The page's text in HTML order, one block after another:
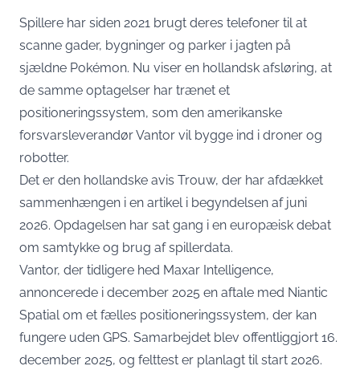
Spillere har siden 2021 brugt deres telefoner til at
scanne gader, bygninger og parker i jagten på
sjældne Pokémon. Nu viser en hollandsk afsløring, at
de samme optagelser har trænet et
positioneringssystem, som den amerikanske
forsvarsleverandør Vantor vil bygge ind i droner og
robotter.
Det er den hollandske avis Trouw, der har afdækket
sammenhængen i en artikel i begyndelsen af juni
2026. Opdagelsen har sat gang i en europæisk debat
om samtykke og brug af spillerdata.
Vantor, der tidligere hed Maxar Intelligence,
annoncerede i december 2025 en aftale med Niantic
Spatial om et fælles positioneringssystem, der kan
fungere uden GPS. Samarbejdet blev offentliggjort 16.
december 2025, og felttest er planlagt til start 2026.